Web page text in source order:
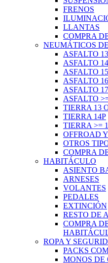
FRENOS
LLANTAS
COMPRA
NEUMÁTICOS
ASFALTO
ASFALTO
ASFALTO
ASFALTO
ASFALTO
ASFALTO
TIERRA 13
TIERRA 14P
TIERRA >=
OFFROAD
OTROS
COMPRA
HABITÁCULO
ASIENTO
ARNESES
VOLANTES
PEDALES
EXTINCIÓN
RESTO DE
COMPRA
ROPA Y
PACKS
MONOS DE